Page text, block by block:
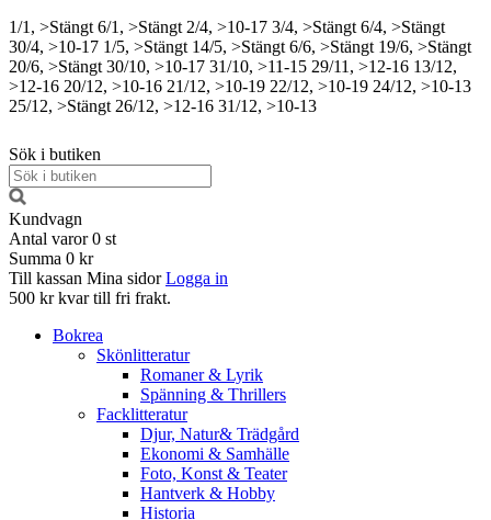
1/1, >Stängt 6/1, >Stängt 2/4, >10-17 3/4, >Stängt 6/4, >Stängt
30/4, >10-17 1/5, >Stängt 14/5, >Stängt 6/6, >Stängt 19/6, >Stängt
20/6, >Stängt 30/10, >10-17 31/10, >11-15 29/11, >12-16 13/12,
>12-16 20/12, >10-16 21/12, >10-19 22/12, >10-19 24/12, >10-13
25/12, >Stängt 26/12, >12-16 31/12, >10-13
Sök i butiken
Kundvagn
Antal varor 0 st
Summa 0 kr
Till kassan Mina sidor Logga in
500 kr kvar till fri frakt.
Bokrea
Skönlitteratur
Romaner & Lyrik
Spänning & Thrillers
Facklitteratur
Djur, Natur& Trädgård
Ekonomi & Samhälle
Foto, Konst & Teater
Hantverk & Hobby
Historia